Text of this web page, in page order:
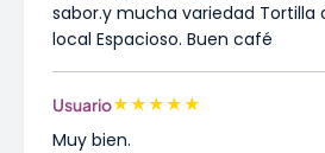
sabor.y mucha variedad Tortilla
local Espacioso. Buen café
Usuario★★★★★
Muy bien.